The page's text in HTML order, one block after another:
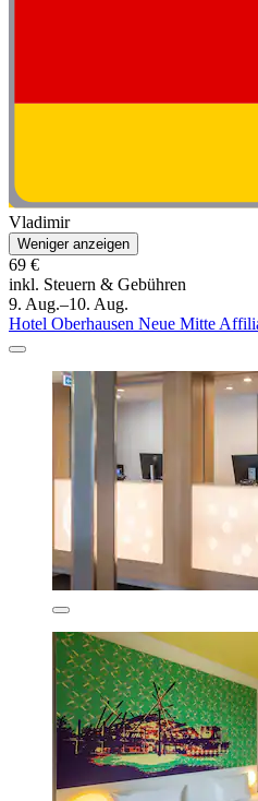
Vladimir
Weniger anzeigen
69 €
inkl. Steuern & Gebühren
9. Aug.–10. Aug.
Hotel Oberhausen Neue Mitte